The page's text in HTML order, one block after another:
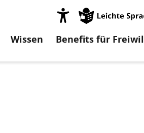
Wissen Benefits für